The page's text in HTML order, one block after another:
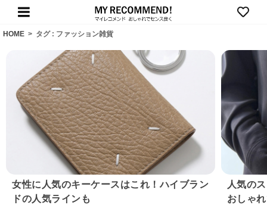
HOME > タグ : ファッション雑貨
女性に人気のキーケースはこれ！ハイブラン
ドの人気ラインも
人気の
おしゃ